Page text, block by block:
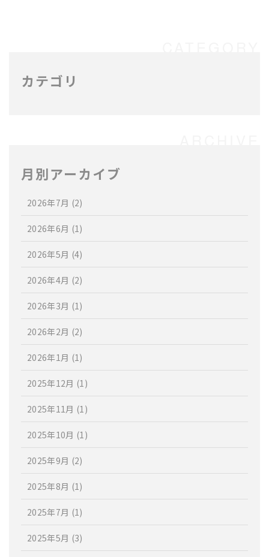
カテゴリ
月別アーカイブ
2026年7月 (2)
2026年6月 (1)
2026年5月 (4)
2026年4月 (2)
2026年3月 (1)
2026年2月 (2)
2026年1月 (1)
2025年12月 (1)
2025年11月 (1)
2025年10月 (1)
2025年9月 (2)
2025年8月 (1)
2025年7月 (1)
2025年5月 (3)